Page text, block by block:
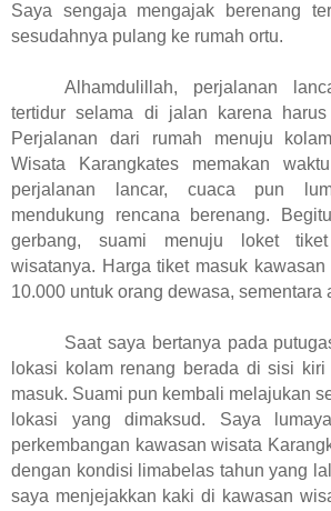
Saya sengaja mengajak berenang
sesudahnya pulang ke rumah ortu.
Alhamdulillah, perjalanan
tertidur selama di jalan karena
Perjalanan dari rumah menuju
Wisata Karangkates memakan
perjalanan lancar, cuaca pun
mendukung rencana berenang.
gerbang, suami menuju loket
wisatanya. Harga tiket masuk
10.000 untuk orang dewasa, sementara
Saat saya bertanya pada
lokasi kolam renang berada di sisi
masuk. Suami pun kembali melajukan
lokasi yang dimaksud. Saya
perkembangan kawasan wisata
dengan kondisi limabelas tahun yang
saya menjejakkan kaki di kawasan